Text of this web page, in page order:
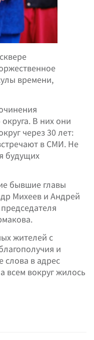
времени,
В них они
через 30 лет:
в СМИ. Не
будущих
бывшие главы
Михеев и Андрей
жителей с
и
слова в адрес
всем вокруг жилось